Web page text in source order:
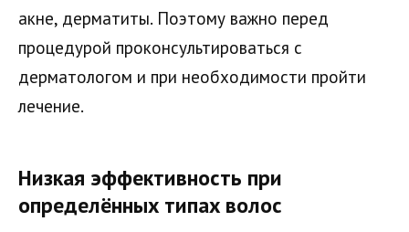
акне, дерматиты. Поэтому важно перед
процедурой проконсультироваться с
дерматологом и при необходимости пройти
лечение.
Низкая эффективность при
определённых типах волос